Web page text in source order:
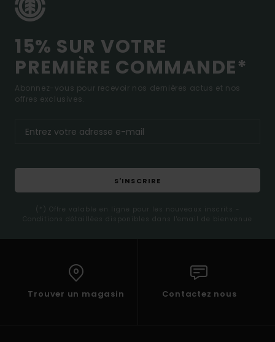
15% SUR VOTRE
PREMIÈRE COMMANDE*
Abonnez-vous pour recevoir nos dernières actus et nos
offres exclusives.
S'INSCRIRE
(*) Offre valable en ligne pour les nouveaux inscrits -
Conditions détaillées disponibles dans l'email de bienvenue
Trouver un magasin Contactez nous